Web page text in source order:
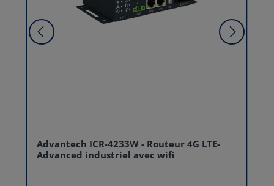
Advantech ICR-4233W - Routeur 4G LTE-
Advanced industriel avec wifi